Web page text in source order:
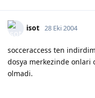
isot 28 Eki 2004
socceraccess ten
dosya merkezinde onlari
olmadi.